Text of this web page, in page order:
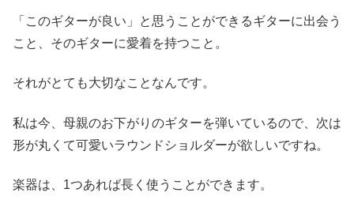
「このギターが良い」と思うことができるギターに出会う
こと、そのギターに愛着を持つこと。
それがとても大切なことなんです。
私は今、母親のお下がりのギターを弾いているので、次は
形が丸くて可愛いラウンドショルダーが欲しいですね。
楽器は、1つあれば長く使うことができます。